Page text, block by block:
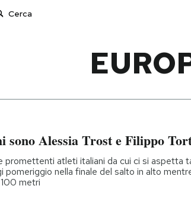
Moda
Ok Boomer!
Media
sono Alessia Trost e Filippo
promettenti atleti italiani da cui ci si aspetta
pomeriggio nella finale del salto in alto
metri